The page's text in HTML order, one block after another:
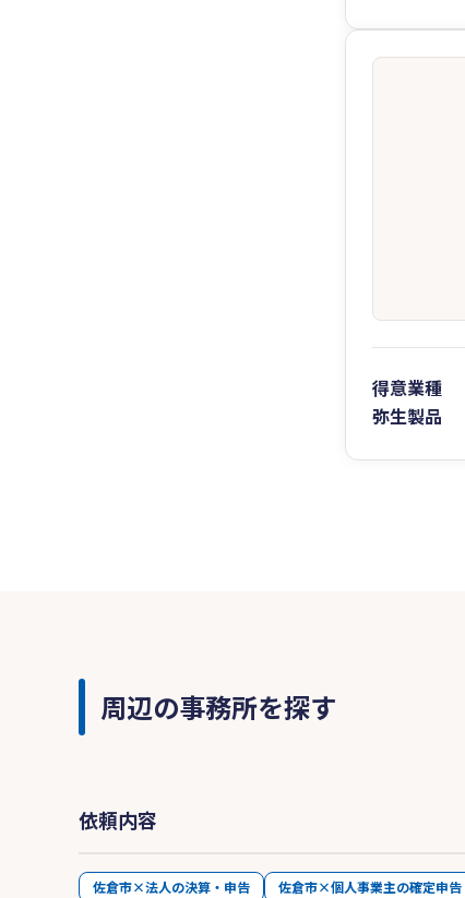
得意業種
弥生製品
周辺の事務所を探す
依頼内容
佐倉市×法人の決算・申告 佐倉市×個人事業主の確定申告